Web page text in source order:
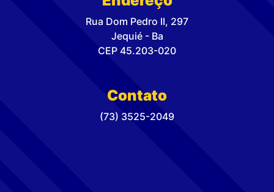
Rua Dom Pedro II, 297
Jequié - Ba
CEP 45.203-020
Contato
(73) 3525-2049